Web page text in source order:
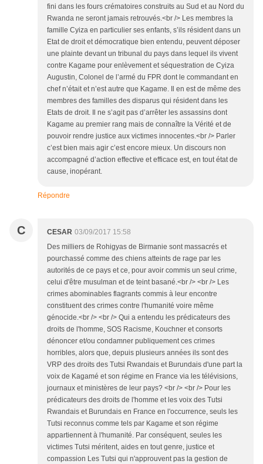
fini dans les fours crématoires construits au Sud et au Nord du
Rwanda ne seront jamais retrouvés.<br /> Les membres la
famille Cyiza en particulier ses enfants, s’ils résident dans un
Etat de droit et démocratique bien entendu, peuvent déposer
une plainte devant un tribunal du pays dans lequel ils vivent
contre Kagame pour enlèvement et séquestration de Cyiza
Augustin, Colonel de l’armé du FPR dont le commandant en
chef n’était et n’est autre que Kagame. Il en est de même des
membres des familles des disparus qui résident dans les
Etats de droit. Il ne s’agit pas d’arrêter les assassins dont
Kagame au premier rang mais de connaître la Vérité et de
pouvoir rendre justice aux victimes innocentes.<br /> Parler
c’est bien mais agir c’est encore mieux. Un discours non
accompagné d’action effective et efficace est, en tout état de
cause, inopérant.
Répondre
C CESAR 03/09/2017 15:58
Des milliers de Rohigyas de Birmanie sont massacrés et
pourchassé comme des chiens atteints de rage par les
autorités de ce pays et ce, pour avoir commis un seul crime,
celui d'être musulman et de teint basané.<br /> <br /> Les
crimes abominables flagrants commis à leur encontre
constituent des crimes contre l'humanité voire même
génocide.<br /> <br /> Qui a entendu les prédicateurs des
droits de l'homme, SOS Racisme, Kouchner et consorts
dénoncer et/ou condamner publiquement ces crimes
horribles, alors que, depuis plusieurs années ils sont des
VRP des droits des Tutsi Rwandais et Burundais d'une part la
voix de Kagamé et son régime en France via les télévisions,
journaux et ministères de leur pays? <br /> <br /> Pour les
prédicateurs des droits de l'homme et les voix des Tutsi
Rwandais et Burundais en France en l'occurrence, seuls les
Tutsi reconnus comme tels par Kagame et son régime
appartiennent à l'humanité. Par conséquent, seules les
victimes Tutsi méritent, aides en tout genre, justice et
compassion Les Tutsi qui n'approuvent pas la gestion de